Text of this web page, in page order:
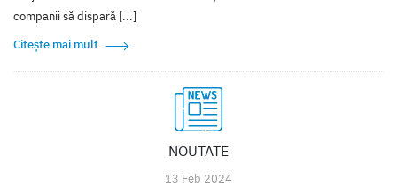
companii să dispară [...]
Citește mai mult
NOUTATE
13 Feb 2024